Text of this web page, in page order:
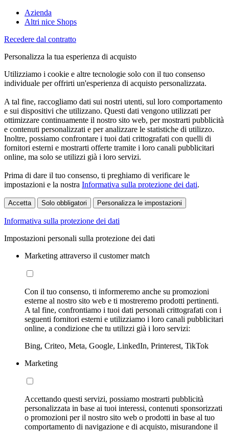
Azienda
Altri nice Shops
Recedere dal contratto
Personalizza la tua esperienza di acquisto
Utilizziamo i cookie e altre tecnologie solo con il tuo consenso
individuale per offrirti un'esperienza di acquisto personalizzata.
A tal fine, raccogliamo dati sui nostri utenti, sul loro comportamento
e sui dispositivi che utilizzano. Questi dati vengono utilizzati per
ottimizzare continuamente il nostro sito web, per mostrarti pubblicità
e contenuti personalizzati e per analizzare le statistiche di utilizzo.
Inoltre, possiamo confrontare i tuoi dati crittografati con quelli di
fornitori esterni e mostrarti offerte tramite i loro canali pubblicitari
online, ma solo se utilizzi già i loro servizi.
Prima di dare il tuo consenso, ti preghiamo di verificare le
impostazioni e la nostra Informativa sulla protezione dei dati.
Accetta Solo obbligatori Personalizza le impostazioni
Informativa sulla protezione dei dati
Impostazioni personali sulla protezione dei dati
Marketing attraverso il customer match
Con il tuo consenso, ti informeremo anche su promozioni
esterne al nostro sito web e ti mostreremo prodotti pertinenti.
A tal fine, confrontiamo i tuoi dati personali crittografati con i
seguenti fornitori esterni e utilizziamo i loro canali pubblicitari
online, a condizione che tu utilizzi già i loro servizi:
Bing, Criteo, Meta, Google, LinkedIn, Printerest, TikTok
Marketing
Accettando questi servizi, possiamo mostrarti pubblicità
personalizzata in base ai tuoi interessi, contenuti sponsorizzati
o promozioni per il nostro sito web o prodotti in base al tuo
comportamento di navigazione e di acquisto, misurandone il